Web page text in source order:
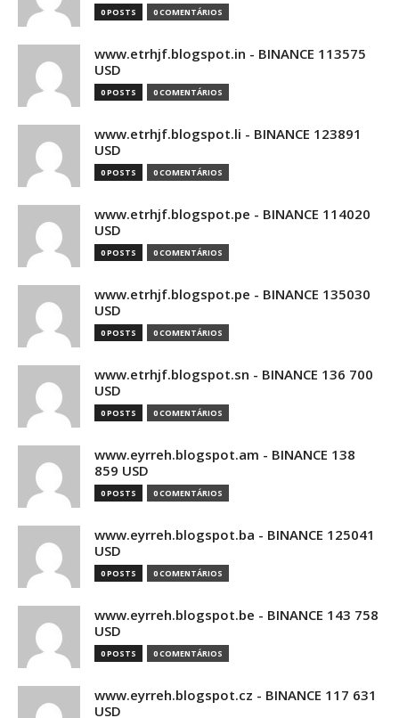
0 POSTS 0 COMENTÁRIOS
www.etrhjf.blogspot.in - BINANCE 113575
USD
0 POSTS 0 COMENTÁRIOS
www.etrhjf.blogspot.li - BINANCE 123891
USD
0 POSTS 0 COMENTÁRIOS
www.etrhjf.blogspot.pe - BINANCE 114020
USD
0 POSTS 0 COMENTÁRIOS
www.etrhjf.blogspot.pe - BINANCE 135030
USD
0 POSTS 0 COMENTÁRIOS
www.etrhjf.blogspot.sn - BINANCE 136 700
USD
0 POSTS 0 COMENTÁRIOS
www.eyrreh.blogspot.am - BINANCE 138
859 USD
0 POSTS 0 COMENTÁRIOS
www.eyrreh.blogspot.ba - BINANCE 125041
USD
0 POSTS 0 COMENTÁRIOS
www.eyrreh.blogspot.be - BINANCE 143 758
USD
0 POSTS 0 COMENTÁRIOS
www.eyrreh.blogspot.cz - BINANCE 117 631
USD